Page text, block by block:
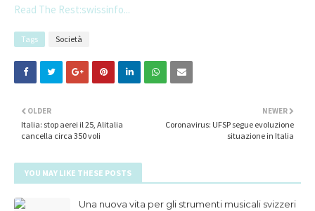
Read The Rest:swissinfo...
Tags Società
NEWER
Coronavirus: UFSP segue evoluzione
situazione in Italia
OLDER
Italia: stop aerei il 25, Alitalia
cancella circa 350 voli
YOU MAY LIKE THESE POSTS
Una nuova vita per gli strumenti musicali svizzeri